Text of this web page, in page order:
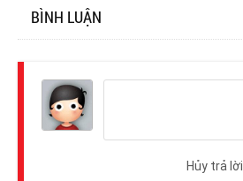
BÌNH LUẬN
Hủy trả lời